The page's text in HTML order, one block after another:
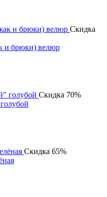
Скидка
и брюки) велюр
Скидка 70%
Скидка 65%